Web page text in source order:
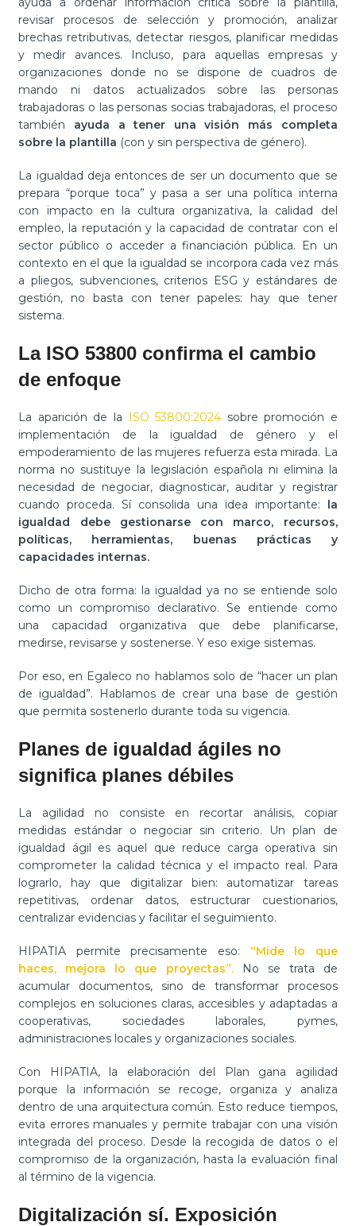
revisar procesos de selección y promoción, analizar
brechas retributivas, detectar riesgos, planificar medidas
y medir avances. Incluso, para aquellas empresas y
organizaciones donde no se dispone de cuadros de
mando ni datos actualizados sobre las personas
trabajadoras o las personas socias trabajadoras, el proceso
también ayuda a tener una visión más completa
sobre la plantilla (con y sin perspectiva de género).
La igualdad deja entonces de ser un documento que se
prepara “porque toca” y pasa a ser una política interna
con impacto en la cultura organizativa, la calidad del
empleo, la reputación y la capacidad de contratar con el
sector público o acceder a financiación pública. En un
contexto en el que la igualdad se incorpora cada vez más
a pliegos, subvenciones, criterios ESG y estándares de
gestión, no basta con tener papeles: hay que tener
sistema.
La ISO 53800 confirma el cambio
de enfoque
La aparición de la ISO 53800:2024 sobre promoción e
implementación de la igualdad de género y el
empoderamiento de las mujeres refuerza esta mirada. La
norma no sustituye la legislación española ni elimina la
necesidad de negociar, diagnosticar, auditar y registrar
cuando proceda. Sí consolida una idea importante: la
igualdad debe gestionarse con marco, recursos,
políticas, herramientas, buenas prácticas y
capacidades internas.
Dicho de otra forma: la igualdad ya no se entiende solo
como un compromiso declarativo. Se entiende como
una capacidad organizativa que debe planificarse,
medirse, revisarse y sostenerse. Y eso exige sistemas.
Por eso, en Egaleco no hablamos solo de “hacer un plan
de igualdad”. Hablamos de crear una base de gestión
que permita sostenerlo durante toda su vigencia.
Planes de igualdad ágiles no
significa planes débiles
La agilidad no consiste en recortar análisis, copiar
medidas estándar o negociar sin criterio. Un plan de
igualdad ágil es aquel que reduce carga operativa sin
comprometer la calidad técnica y el impacto real. Para
lograrlo, hay que digitalizar bien: automatizar tareas
repetitivas, ordenar datos, estructurar cuestionarios,
centralizar evidencias y facilitar el seguimiento.
HIPATIA permite precisamente eso: “Mide lo que
haces, mejora lo que proyectas”.No se trata de
acumular documentos, sino de transformar procesos
complejos en soluciones claras, accesibles y adaptadas a
cooperativas, sociedades laborales, pymes,
administraciones locales y organizaciones sociales.
Con HIPATIA, la elaboración del Plan gana agilidad
porque la información se recoge, organiza y analiza
dentro de una arquitectura común. Esto reduce tiempos,
evita errores manuales y permite trabajar con una visión
integrada del proceso. Desde la recogida de datos o el
compromiso de la organización, hasta la evaluación final
al término de la vigencia.
Digitalización sí. Exposición